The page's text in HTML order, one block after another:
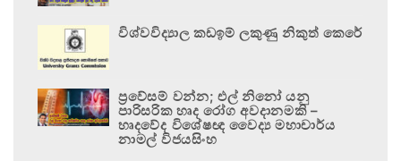
විශ්වවිද්‍යාල කඩඉම් ලකුණු නිකුත් කෙරේ
ප්‍රවේසම් වන්න; එල් නිනෝ යනු
පාරිසරික හෘද රෝග අවදානමකි –
හෘදවේද විශේෂඥ වෛද්‍ය මහාචාර්ය
නාමල් විජයසිංහ